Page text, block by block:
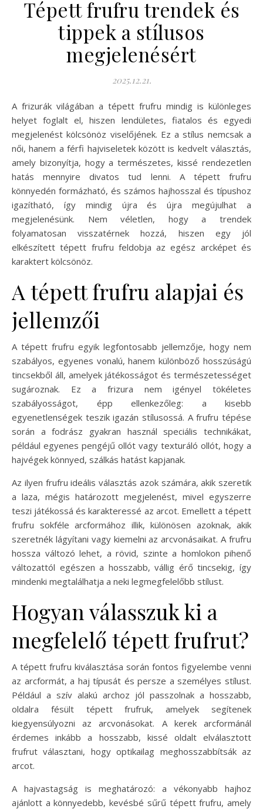
Tépett frufru trendek és
tippek a stílusos
megjelenésért
2025.12.21.
A frizurák világában a tépett frufru mindig is különleges
helyet foglalt el, hiszen lendületes, fiatalos és egyedi
megjelenést kölcsönöz viselőjének. Ez a stílus nemcsak a
női, hanem a férfi hajviseletek között is kedvelt választás,
amely bizonyítja, hogy a természetes, kissé rendezetlen
hatás mennyire divatos tud lenni. A tépett frufru
könnyedén formázható, és számos hajhosszal és típushoz
igazítható, így mindig újra és újra megújulhat a
megjelenésünk. Nem véletlen, hogy a trendek
folyamatosan visszatérnek hozzá, hiszen egy jól
elkészített tépett frufru feldobja az egész arcképet és
karaktert kölcsönöz.
A tépett frufru alapjai és
jellemzői
A tépett frufru egyik legfontosabb jellemzője, hogy nem
szabályos, egyenes vonalú, hanem különböző hosszúságú
tincsekből áll, amelyek játékosságot és természetességet
sugároznak. Ez a frizura nem igényel tökéletes
szabályosságot, épp ellenkezőleg: a kisebb
egyenetlenségek teszik igazán stílusossá. A frufru tépése
során a fodrász gyakran használ speciális technikákat,
például egyenes pengéjű ollót vagy texturáló ollót, hogy a
hajvégek könnyed, szálkás hatást kapjanak.
Az ilyen frufru ideális választás azok számára, akik szeretik
a laza, mégis határozott megjelenést, mivel egyszerre
teszi játékossá és karakteressé az arcot. Emellett a tépett
frufru sokféle arcformához illik, különösen azoknak, akik
szeretnék lágyítani vagy kiemelni az arcvonásaikat. A frufru
hossza változó lehet, a rövid, szinte a homlokon pihenő
változattól egészen a hosszabb, vállig érő tincsekig, így
mindenki megtalálhatja a neki legmegfelelőbb stílust.
Hogyan válasszuk ki a
megfelelő tépett frufrut?
A tépett frufru kiválasztása során fontos figyelembe venni
az arcformát, a haj típusát és persze a személyes stílust.
Például a szív alakú archoz jól passzolnak a hosszabb,
oldalra fésült tépett frufruk, amelyek segítenek
kiegyensúlyozni az arcvonásokat. A kerek arcformánál
érdemes inkább a hosszabb, kissé oldalt elválasztott
frufrut választani, hogy optikailag meghosszabbítsák az
arcot.
A hajvastagság is meghatározó: a vékonyabb hajhoz
ajánlott a könnyedebb, kevésbé sűrű tépett frufru, amely